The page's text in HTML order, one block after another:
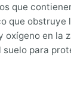
que
que
oxígeno en la
para